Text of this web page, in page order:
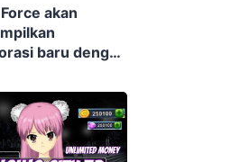
akan
baru dengan
terbaru